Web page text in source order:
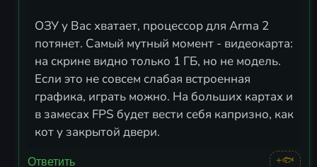
ОЗУ у Вас хватает, процессор для Arma 2
потянет. Самый мутный момент - видеокарта:
на скрине видно только 1 ГБ, но не модель.
Если это не совсем слабая встроенная
графика, играть можно. На больших картах и
в замесах FPS будет вести себя капризно, как
кот у закрытой двери.
Ответить +🐟